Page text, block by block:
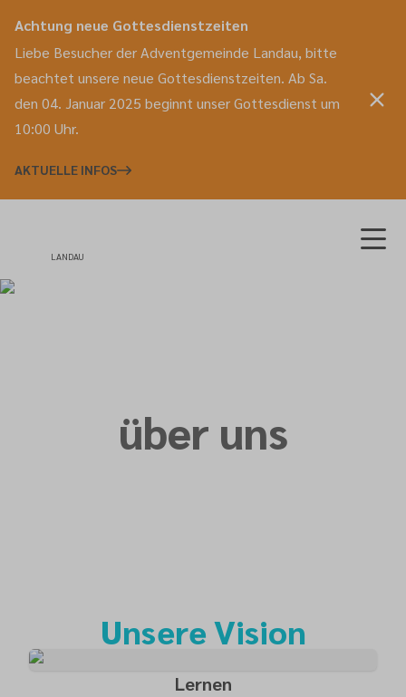
Achtung neue Gottesdienstzeiten
Liebe Besucher der Adventgemeinde Landau, bitte
beachtet unsere neue Gottesdienstzeiten. Ab Sa.
den 04. Januar 2025 beginnt unser Gottesdienst um
10:00 Uhr.
AKTUELLE INFOS
LANDAU
über uns
Unsere Vision
Lernen